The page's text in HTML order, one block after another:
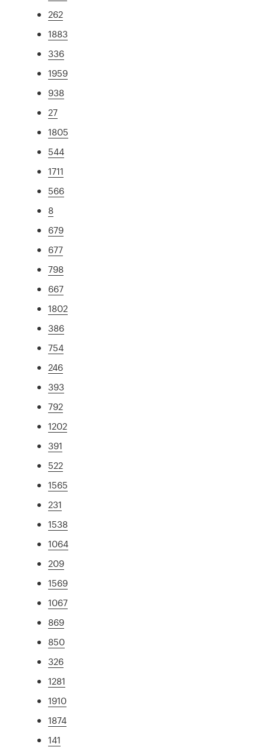
262
1883
336
1959
938
27
1805
544
1711
566
8
679
677
798
667
1802
386
754
246
393
792
1202
391
522
1565
231
1538
1064
209
1569
1067
869
850
326
1281
1910
1874
141